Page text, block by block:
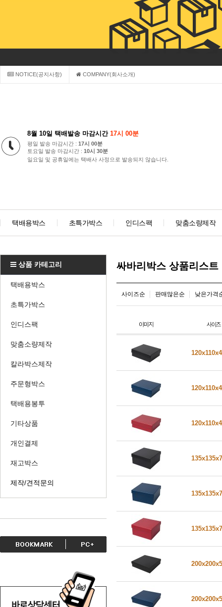
NOTICE(공지사항) COMPANY(회사소개)
8월 10일 택배발송 마감시간 17시 00분
평일 발송 마감시간 : 17시 00분
토요일 발송 마감시간 : 10시 30분
일요일 및 공휴일에는 택배사 사정으로 발송되지 않습니다.
택배용박스 초특가박스 인디스팩 맞춤소량제작
상품 카테고리
택배용박스
초특가박스
인디스팩
맞춤소량제작
칼라박스제작
주문형박스
택배용봉투
기타상품
개인결제
재고박스
제작/견적문의
싸바리박스 상품리스트
사이즈순 판매많은순 낮은가격